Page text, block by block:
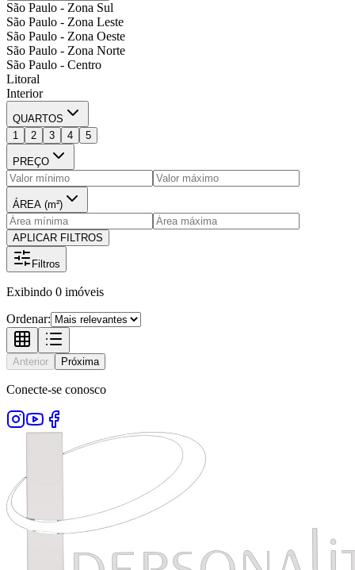
São Paulo - Zona Sul
São Paulo - Zona Leste
São Paulo - Zona Oeste
São Paulo - Zona Norte
São Paulo - Centro
Litoral
Interior
QUARTOS
1
2 3 4 5
PREÇO
ÁREA (m²)
APLICAR FILTROS
Filtros
Exibindo 0 imóveis
Ordenar:
Anterior Próxima
Conecte-se conosco